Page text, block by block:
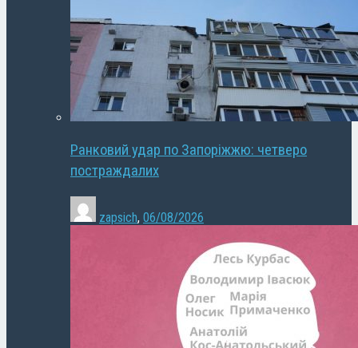
Ранковий удар по Запоріжжю: четверо
постраждалих
zapsich, 06/08/2026